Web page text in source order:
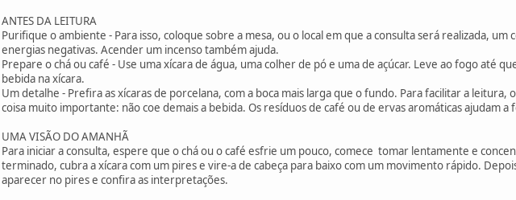
ANTES DA LEITURA
Purifique o ambiente - Para isso, coloque sobre a mesa, ou o local em que a consulta será realizada, um
energias negativas. Acender um incenso também ajuda.
Prepare o chá ou café - Use uma xícara de água, uma colher de pó e uma de açúcar. Leve ao fogo até
bebida na xícara.
Um detalhe - Prefira as xícaras de porcelana, com a boca mais larga que o fundo. Para facilitar a
coisa muito importante: não coe demais a bebida. Os resíduos de café ou de ervas aromáticas ajudam
UMA VISÃO DO AMANHÃ
Para iniciar a consulta, espere que o chá ou o café esfrie um pouco, comece tomar lentamente e
terminado, cubra a xícara com um pires e vire-a de cabeça para baixo com um movimento rápido.
aparecer no pires e confira as interpretações.